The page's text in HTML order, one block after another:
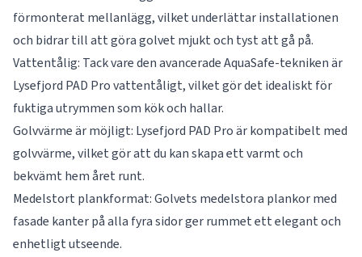
förmonterat mellanlägg, vilket underlättar installationen
och bidrar till att göra golvet mjukt och tyst att gå på.
Vattentålig: Tack vare den avancerade AquaSafe-tekniken är
Lysefjord PAD Pro vattentåligt, vilket gör det idealiskt för
fuktiga utrymmen som kök och hallar.
Golvvärme är möjligt: Lysefjord PAD Pro är kompatibelt med
golvvärme, vilket gör att du kan skapa ett varmt och
bekvämt hem året runt.
Medelstort plankformat: Golvets medelstora plankor med
fasade kanter på alla fyra sidor ger rummet ett elegant och
enhetligt utseende.